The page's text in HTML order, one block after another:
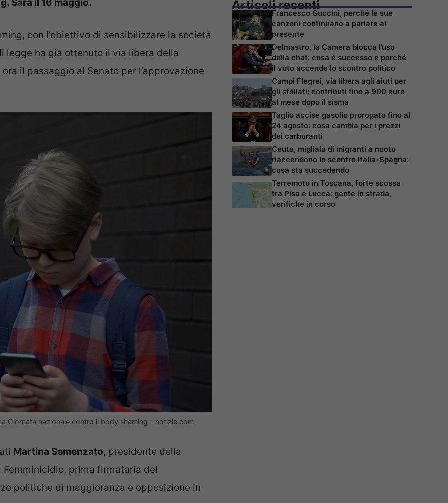
Sarà il 16 maggio.
con l’obiettivo di sensibilizzare la società
legge ha già ottenuto il via libera della
il passaggio al Senato per l’approvazione
Giornata nazionale contro il body shaming – notizie.com
Martina Semenzato, presidente della
Femminicidio, prima firmataria del
politiche di maggioranza e opposizione in
Articoli recenti
Francesco Guccini, perché le sue
canzoni continuano a parlare al
presente
Delmastro, la Camera blocca l’uso
della chat: cosa è successo e perché
il voto accende lo scontro politico
Campi Flegrei, via libera agli aiuti per
gli sfollati: contributi fino a 900 euro
al mese dopo il sisma
Taglio accise gasolio prorogato fino al
24 agosto: cosa cambia per i prezzi
dei carburanti
Ceuta, migliaia di migranti a nuoto
riaccendono lo scontro Italia-Spagna:
cosa sta succedendo
Terremoto in Toscana, forte scossa
tra Pisa e Lucca: gente in strada,
verifiche in corso